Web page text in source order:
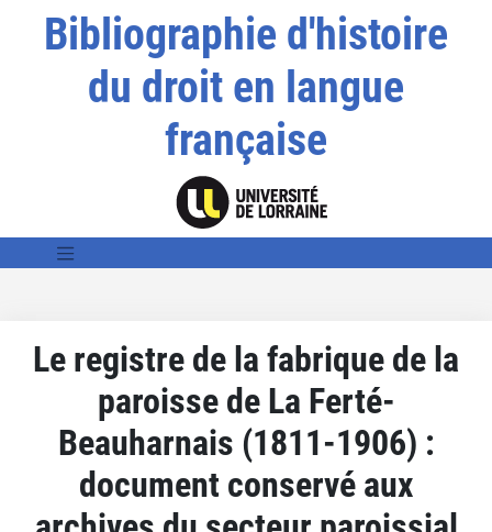
Bibliographie d'histoire
du droit en langue
française
Le registre de la fabrique de la
paroisse de La Ferté-
Beauharnais (1811-1906) :
document conservé aux